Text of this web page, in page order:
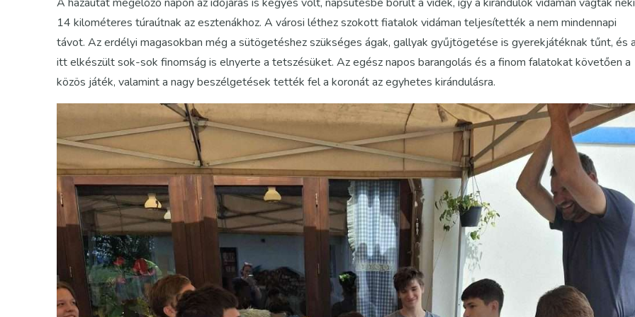
14 kilométeres túraútnak az esztenákhoz. A városi léthez szokott fiatalok vidáman teljesítették a nem mindennapi
távot. Az erdélyi magasokban még a sütögetéshez szükséges ágak, gallyak gyűjtögetése is gyerekjátéknak tűnt, és
itt elkészült sok-sok finomság is elnyerte a tetszésüket. Az egész napos barangolás és a finom falatokat követően a
közös játék, valamint a nagy beszélgetések tették fel a koronát az egyhetes kirándulásra.